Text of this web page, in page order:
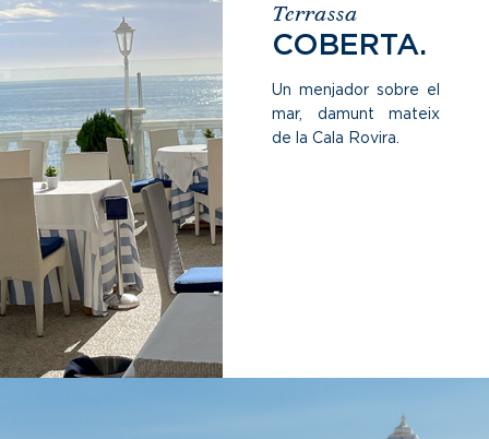
Terrassa
COBERTA.
Un menjador sobre el
mar, damunt mateix
de la Cala Rovira.